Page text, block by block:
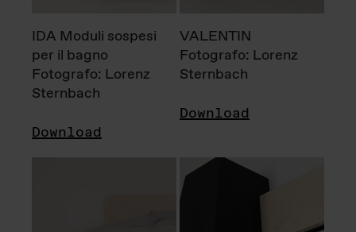
IDA Moduli sospesi
per il bagno
Fotografo: Lorenz
Sternbach
Download
VALENTIN
Fotografo: Lorenz
Sternbach
Download